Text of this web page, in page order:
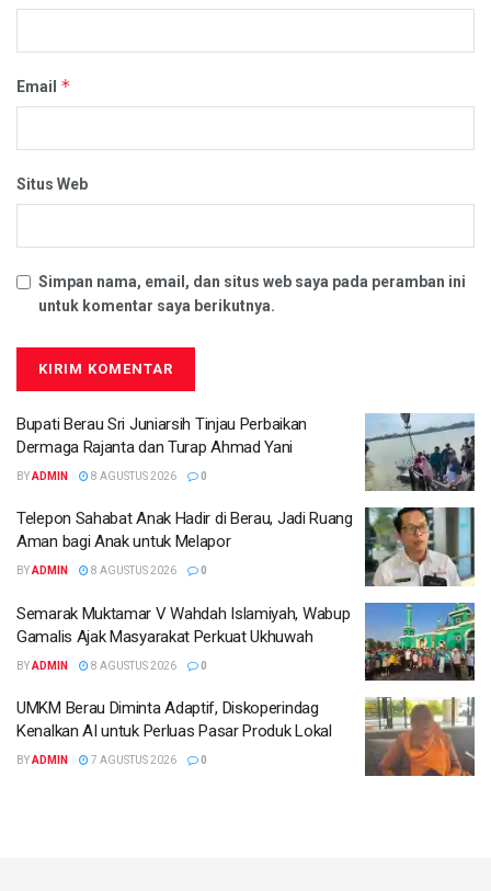
Email *
Situs Web
Simpan nama, email, dan situs web saya pada peramban ini
untuk komentar saya berikutnya.
Bupati Berau Sri Juniarsih Tinjau Perbaikan
Dermaga Rajanta dan Turap Ahmad Yani
BYADMIN 8 AGUSTUS 2026 0
Telepon Sahabat Anak Hadir di Berau, Jadi Ruang
Aman bagi Anak untuk Melapor
BYADMIN 8 AGUSTUS 2026 0
Semarak Muktamar V Wahdah Islamiyah, Wabup
Gamalis Ajak Masyarakat Perkuat Ukhuwah
BYADMIN 8 AGUSTUS 2026 0
UMKM Berau Diminta Adaptif, Diskoperindag
Kenalkan AI untuk Perluas Pasar Produk Lokal
BYADMIN 7 AGUSTUS 2026 0